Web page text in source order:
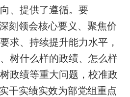
、提供了遵循。要
刻领会核心要义、聚焦价
求、持续提升能力水平，
树什么样的政绩、怎么样
政绩等重大问题，校准政
干实绩实效为部党组重点